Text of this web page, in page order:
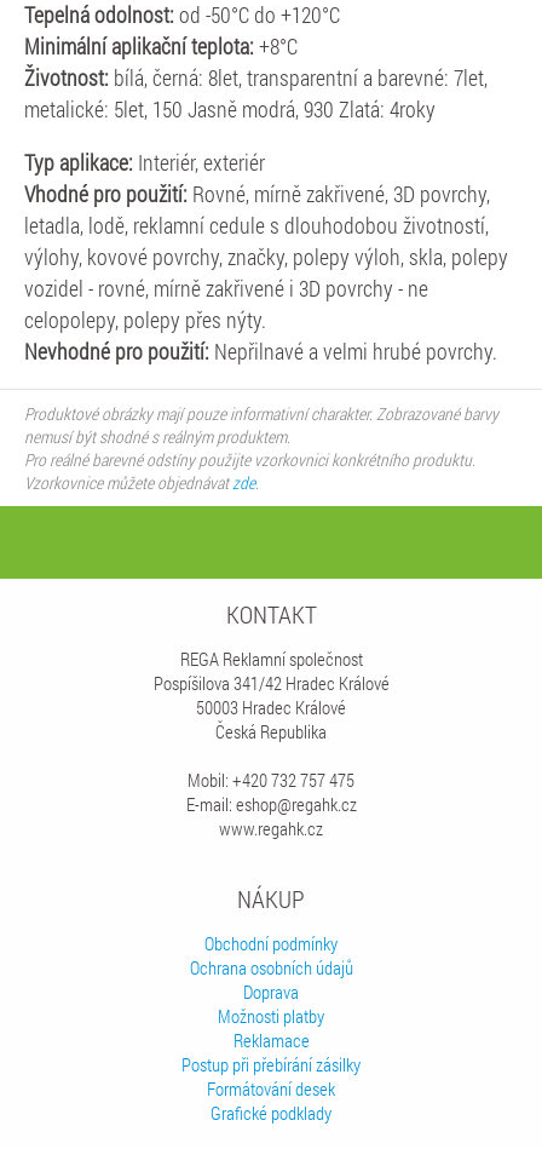
Tepelná odolnost: od -50°C do +120°C
Minimální aplikační teplota: +8°C
Životnost: bílá, černá: 8let, transparentní a barevné: 7let,
metalické: 5let, 150 Jasně modrá, 930 Zlatá: 4roky
Typ aplikace: Interiér, exteriér
Vhodné pro použití: Rovné, mírně zakřivené, 3D povrchy,
letadla, lodě, reklamní cedule s dlouhodobou životností,
výlohy, kovové povrchy, značky, polepy výloh, skla, polepy
vozidel - rovné, mírně zakřivené i 3D povrchy - ne
celopolepy, polepy přes nýty.
Nevhodné pro použití: Nepřilnavé a velmi hrubé povrchy.
Produktové obrázky mají pouze informativní charakter. Zobrazované barvy
nemusí být shodné s reálným produktem.
Pro reálné barevné odstíny použijte vzorkovnici konkrétního produktu.
Vzorkovnice můžete objednávatzde.
KONTAKT
REGA Reklamní společnost
Pospíšilova 341/42 Hradec Králové
50003 Hradec Králové
Česká Republika
Mobil: +420 732 757 475
E-mail: eshop@regahk.cz
www.regahk.cz
NÁKUP
Obchodní podmínky
Ochrana osobních údajů
Doprava
Možnosti platby
Reklamace
Postup při přebírání zásilky
Formátování desek
Grafické podklady